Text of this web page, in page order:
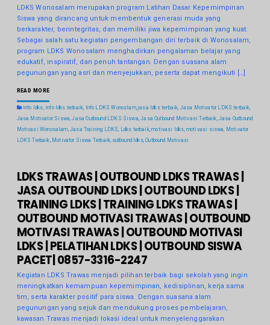
LDKS Wonosalam merupakan program Latihan Dasar Kepemimpinan
Siswa yang dirancang untuk membentuk generasi muda yang
berkarakter, berintegritas, dan memiliki jiwa kepemimpinan yang kuat.
Sebagai salah satu kegiatan pengembangan diri terbaik di Wonosalam,
program LDKS Wonosalam menghadirkan pengalaman belajar yang
edukatif, inspiratif, dan penuh tantangan. Dengan suasana alam
pegunungan yang asri dan menyejukkan, peserta dapat mengikuti […]
READ MORE
info ldks,info ldks terbaik, Info LDKS Wonoslam,jasa ldks terbaik, Jasa Motivator LDKS terbaik,
Jasa Motivator Siswa,Jasa Outbound LDKS Siswa,Jasa Outbound Motivasi Terbaik, Jasa Outbound
Motivasi Wonosalam,Jasa Training LDKS, Ldks terbaik,motivasi ldks, motivasi siswa, Motivator
LDKS Terbaik, Motivator Siswa Terbaik, outbound ldks,Outbound Motivasi
LDKS TRAWAS | OUTBOUND LDKS TRAWAS |
JASA OUTBOUND LDKS | OUTBOUND LDKS |
TRAINING LDKS | TRAINING LDKS TRAWAS |
OUTBOUND MOTIVASI TRAWAS | OUTBOUND
MOTIVASI TRAWAS | OUTBOUND MOTIVASI
LDKS | PELATIHAN LDKS | OUTBOUND SISWA
PACET| 0857-3316-2247
Kegiatan LDKS Trawas menjadi pilihan terbaik bagi sekolah yang ingin
meningkatkan kemampuan kepemimpinan, kedisiplinan, kerja sama
tim, serta karakter positif para siswa. Dengan suasana alam
pegunungan yang sejuk dan mendukung proses pembelajaran,
kawasan Trawas menjadi lokasi ideal untuk menyelenggarakan